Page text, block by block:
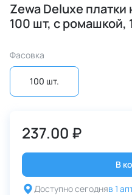
Zewa Deluxe
100 шт, с ромашкой,
Фасовка
100 шт.
237.00 ₽
В
Доступно сегодняв 1